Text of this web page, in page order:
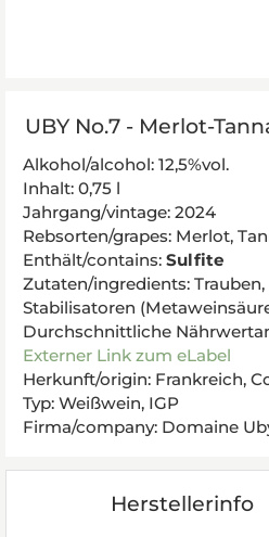
UBY No.7 - Merlot-
Alkohol/alcohol: 12,5%vol.
Inhalt: 0,75 l
Jahrgang/vintage: 2024
Rebsorten/grapes: Merlot,
Enthält/contains: Sulfite
Zutaten/ingredients:
Stabilisatoren
Durchschnittliche
Externer Link zum eLabel
Herkunft/origin: Frankreich,
Typ: Weißwein, IGP
Firma/company: Domaine
Herstellerinfo